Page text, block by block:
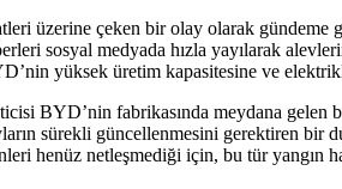
üzerine çeken bir olay olarak gündeme
sosyal medyada hızla yayılarak
yüksek üretim kapasitesine ve
BYD’nin fabrikasında meydana gelen
sürekli güncellenmesini gerektiren bir
henüz netleşmediği için, bu tür